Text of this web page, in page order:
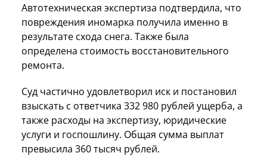
Автотехническая экспертиза подтвердила, что
повреждения иномарка получила именно в
результате схода снега. Также была
определена стоимость восстановительного
ремонта.
Суд частично удовлетворил иск и постановил
взыскать с ответчика 332 980 рублей ущерба, а
также расходы на экспертизу, юридические
услуги и госпошлину. Общая сумма выплат
превысила 360 тысяч рублей.